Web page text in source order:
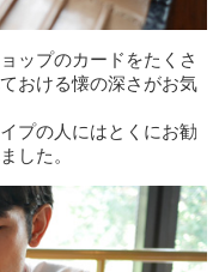
ップのカードをたくさ
おける懐の深さがお気
プの人にはとくにお勧
した。